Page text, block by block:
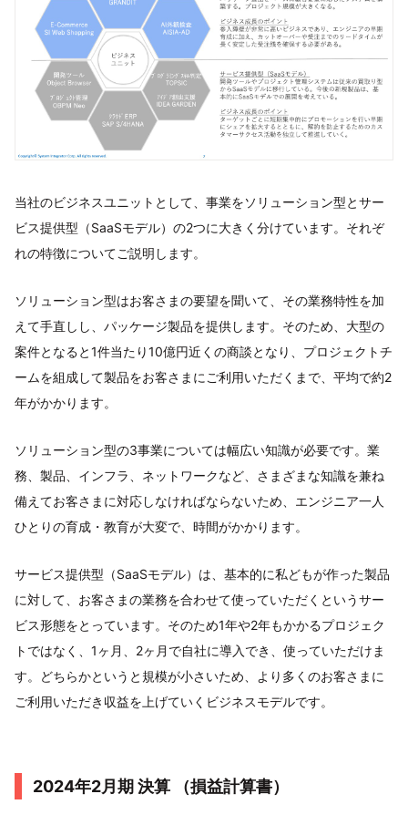
当社のビジネスユニットとして、事業をソリューション型とサー
ビス提供型（SaaSモデル）の2つに大きく分けています。それぞ
れの特徴についてご説明します。
ソリューション型はお客さまの要望を聞いて、その業務特性を加
えて手直しし、パッケージ製品を提供します。そのため、大型の
案件となると1件当たり10億円近くの商談となり、プロジェクトチ
ームを組成して製品をお客さまにご利用いただくまで、平均で約2
年がかかります。
ソリューション型の3事業については幅広い知識が必要です。業
務、製品、インフラ、ネットワークなど、さまざまな知識を兼ね
備えてお客さまに対応しなければならないため、エンジニア一人
ひとりの育成・教育が大変で、時間がかかります。
サービス提供型（SaaSモデル）は、基本的に私どもが作った製品
に対して、お客さまの業務を合わせて使っていただくというサー
ビス形態をとっています。そのため1年や2年もかかるプロジェク
トではなく、1ヶ月、2ヶ月で自社に導入でき、使っていただけま
す。どちらかというと規模が小さいため、より多くのお客さまに
ご利用いただき収益を上げていくビジネスモデルです。
2024年2月期 決算 （損益計算書）